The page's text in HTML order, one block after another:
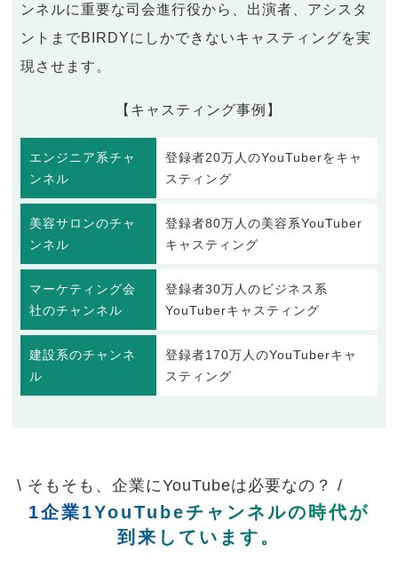
ンネルに重要な司会進行役から、出演者、アシスタ
ントまでBIRDYにしかできないキャスティングを実
現させます。
【キャスティング事例】
エンジニア系チャ
ンネル
登録者20万人のYouTuberをキャ
スティング
美容サロンのチャ
ンネル
登録者80万人の美容系YouTuber
キャスティング
マーケティング会
社のチャンネル
登録者30万人のビジネス系
YouTuberキャスティング
建設系のチャンネ
ル
登録者170万人のYouTuberキャ
スティング
\ そもそも、企業にYouTubeは必要なの？ /
1企業1YouTubeチャンネルの時代が
到来しています。